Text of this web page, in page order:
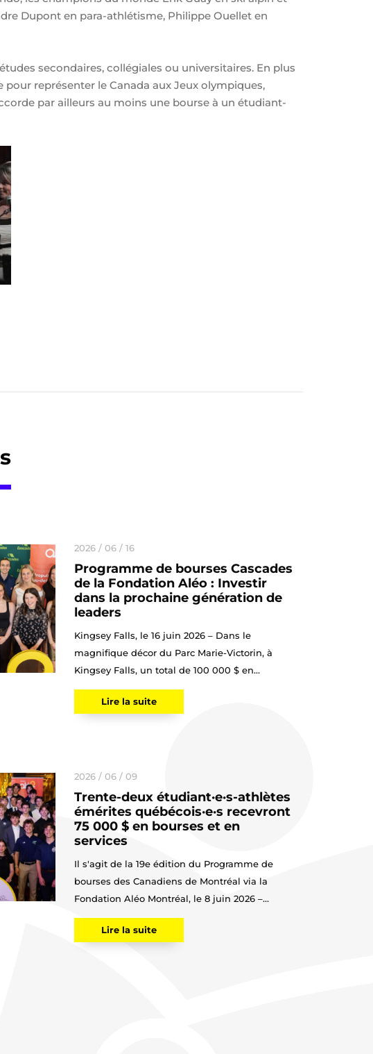
Dupont en para-athlétisme, Philippe Ouellet en
secondaires, collégiales ou universitaires. En plus
représenter le Canada aux Jeux olympiques,
par ailleurs au moins une bourse à un étudiant-
Programme de bourses Cascades
de la Fondation Aléo : Investir
dans la prochaine génération de
leaders
2026 / 06 / 16
Kingsey Falls, le 16 juin 2026 – Dans le
magnifique décor du Parc Marie-Victorin, à
Kingsey Falls, un total de 100 000 $ en...
Lire la suite
Trente-deux étudiant·e·s-athlètes
émérites québécois·e·s recevront
75 000 $ en bourses et en
services
2026 / 06 / 09
Il s'agit de la 19e édition du Programme de
bourses des Canadiens de Montréal via la
Fondation Aléo Montréal, le 8 juin 2026 –...
Lire la suite